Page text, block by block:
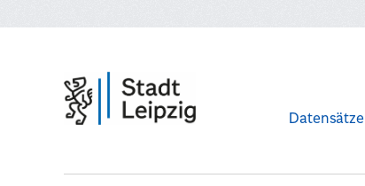
Datensätze